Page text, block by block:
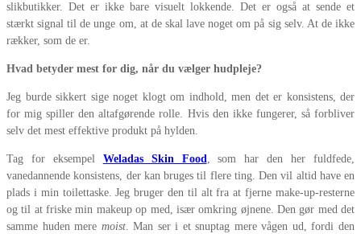
slikbutikker. Det er ikke bare visuelt lokkende. Det er også at sende et
stærkt signal til de unge om, at de skal lave noget om på sig selv. At de ikke
rækker, som de er.
Hvad betyder mest for dig, når du vælger hudpleje?
Jeg burde sikkert sige noget klogt om indhold, men det er konsistens, der
for mig spiller den altafgørende rolle. Hvis den ikke fungerer, så forbliver
selv det mest effektive produkt på hylden.
Tag for eksempel Weladas Skin Food, som har den her fuldfede,
vanedannende konsistens, der kan bruges til flere ting. Den vil altid have en
plads i min toilettaske. Jeg bruger den til alt fra at fjerne make-up-resterne
og til at friske min makeup op med, især omkring øjnene. Den gør med det
samme huden mere moist. Man ser i et snuptag mere vågen ud, fordi den